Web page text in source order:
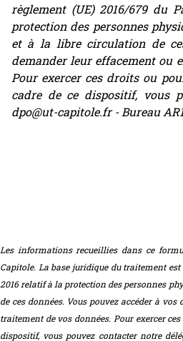
règlement (UE) 2016/679 du
protection des personnes
et à la libre circulation de
demander leur effacement ou
Pour exercer ces droits ou
cadre de ce dispositif, vous
dpo@ut-capitole.fr - Bureau
Les informations recueillies dans ce
Capitole. La base juridique du traitement
2016 relatif à la protection des personnes
de ces données. Vous pouvez accéder à
traitement de vos données. Pour exercer
dispositif, vous pouvez contacter notre